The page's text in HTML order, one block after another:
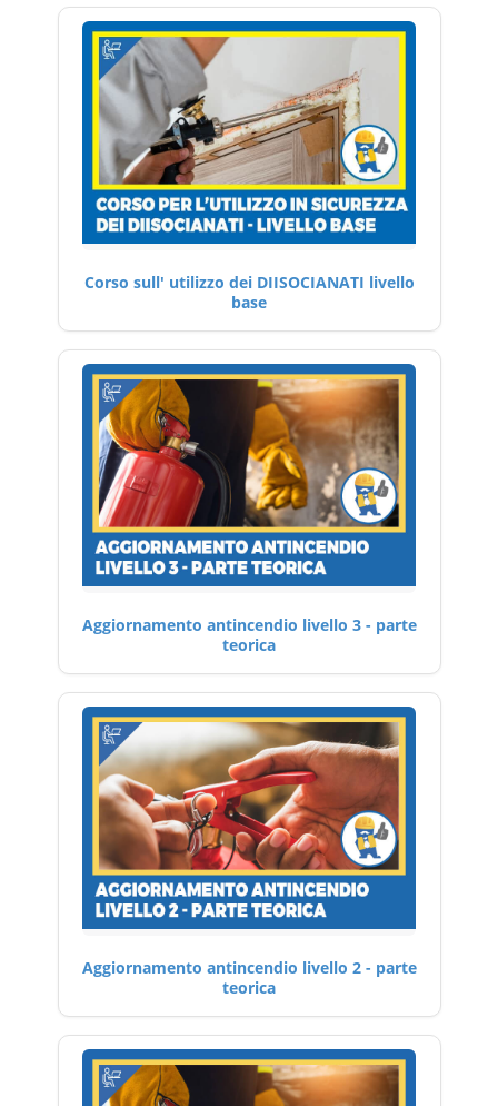
Corso sull' utilizzo dei DIISOCIANATI livello
base
Aggiornamento antincendio livello 3 - parte
teorica
Aggiornamento antincendio livello 2 - parte
teorica